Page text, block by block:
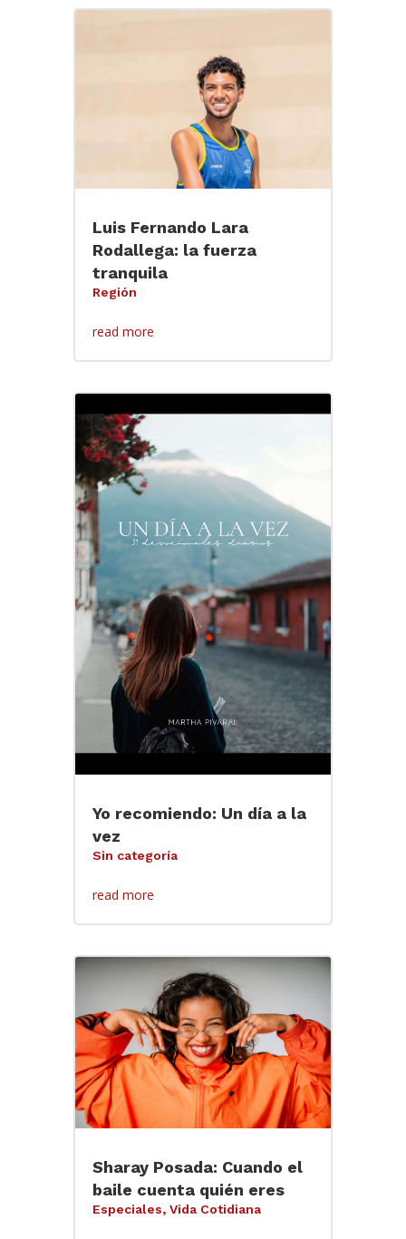
Luis Fernando Lara
Rodallega: la fuerza
tranquila
Región
read more
Yo recomiendo: Un día a la
vez
Sin categoría
read more
Sharay Posada: Cuando el
baile cuenta quién eres
Especiales, Vida Cotidiana